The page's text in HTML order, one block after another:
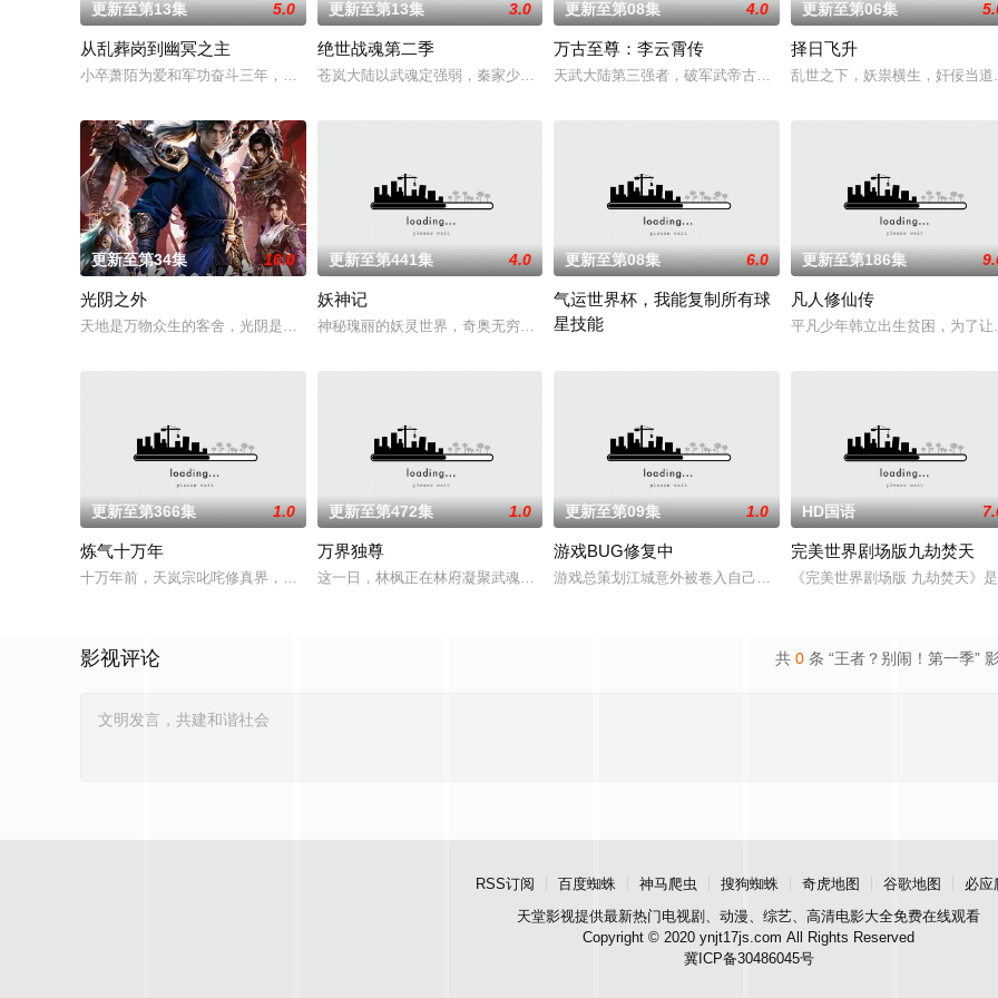
更新至第13集 5.0
从乱葬岗到幽冥之主
小卒萧陌为爱和军功奋斗三年，却被恋人柳莺儿与将军之子赵昊联手背叛，残忍杀害后抛尸乱葬岗。濒死之际，他唤醒了上古魔刀“幽冥”，
更新至第13集 3.0
绝世战魂第二季
苍岚大陆以武魂定强弱，秦家少主秦南本是废魂之身，受尽冷眼。机缘之下，他觉醒太古战神之魂，从此
更新至第08集 4.0
万古至尊：李云霄传
天武大陆第三强者，破军武帝古飞扬被世界规则所限，修为困在九天
更新至第06集
择日飞升
乱世之下，妖祟横生，奸佞当
更新至第34集 10.0
光阴之外
天地是万物众生的客舍，光阴是古往今来的过客。苍天残面张开诡异之眼，所视之处生灵涂炭，化为永恒的禁区。末世之中，因果随行，死地
更新至第441集 4.0
妖神记
神秘瑰丽的妖灵世界，奇奥无穷的时空妖灵之书，聂离追寻着世界真相。美丽温柔的叶紫芸、倔强高傲的
更新至第08集 6.0
气运世界杯，我能复制所有球
星技能
更新至第186集
凡人修仙传
平凡少年韩立出生贫困，为了
更新至第366集 1.0
炼气十万年
十万年前，天岚宗叱咤修真界，宗内弟子皆是天骄，所向披靡。唯独开山弟子徐阳一直是炼气期，为突破修为早日飞升，徐阳闭关万年。谁知
更新至第472集 1.0
万界独尊
这一日，林枫正在林府凝聚武魂，不想，他才刚将剑武魂修炼成雏形，未婚妻姬漫夭就趁机夺走了他的武
更新至第09集 1.0
游戏BUG修复中
游戏总策划江城意外被卷入自己设计的《诸神黄昏》游戏世界，与觉
HD国语
完美世界剧场版九劫焚天
《完美世界剧场版 九劫焚天》
共 0 条 “王者？别闹！第一季”
影视评论
RSS订阅 百度蜘蛛 神马爬虫 搜狗蜘蛛 奇虎地图 谷歌地图
必应
天堂影视提供最新热门电视剧、动漫、综艺、高清电影大全免费在线观看
Copyright © 2020 ynjt17js.com All Rights Reserved
冀ICP备30486045号